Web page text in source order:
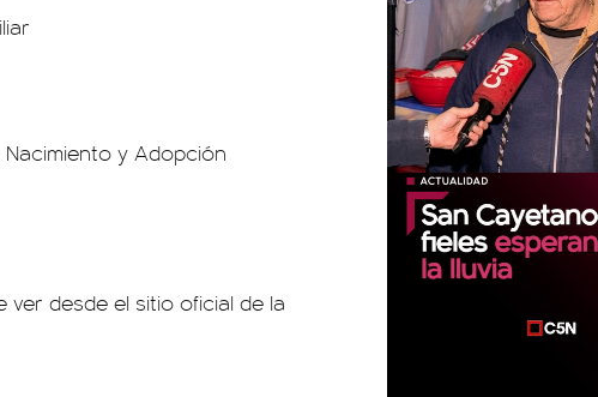
y Adopción
desde el sitio oficial de la